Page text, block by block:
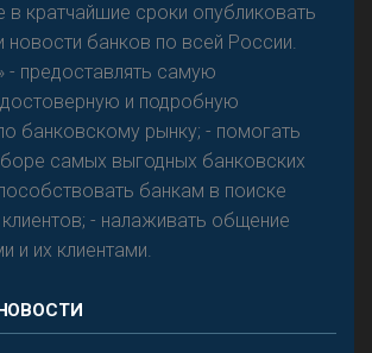
на рынке автокредитов не
- «Интервью»
в кратчайшие сроки опубликовать
банков по всей России.
- предоставлять самую
и подробную
банковскому рынку; - помогать
самых выгодных банковских
банкам в поиске
- налаживать общение
и их клиентами.